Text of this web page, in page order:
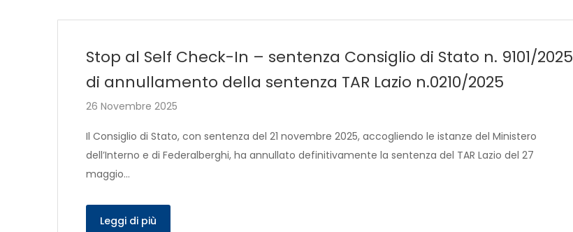
Stop al Self Check-In – sentenza Consiglio di Stato n. 9101/2025
di annullamento della sentenza TAR Lazio n.0210/2025
26 Novembre 2025
Il Consiglio di Stato, con sentenza del 21 novembre 2025, accogliendo le istanze del Ministero
dell’Interno e di Federalberghi, ha annullato definitivamente la sentenza del TAR Lazio del 27
maggio…
Leggi di più